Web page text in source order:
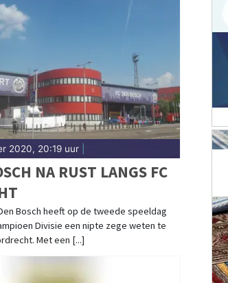
2020, 20:19 uur|
NA RUST LANGS FC
Den Bosch heeft op de tweede speeldag
Divisie een nipte zege weten te
Met een [...]